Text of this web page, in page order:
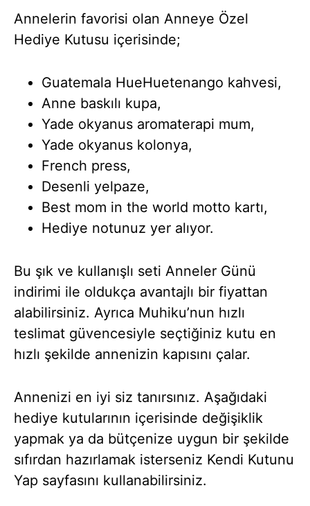
Annelerin favorisi olan Anneye Özel
Hediye Kutusu içerisinde;
Guatemala HueHuetenango kahvesi,
Anne baskılı kupa,
Yade okyanus aromaterapi mum,
Yade okyanus kolonya,
French press,
Desenli yelpaze,
Best mom in the world motto kartı,
Hediye notunuz yer alıyor.
Bu şık ve kullanışlı seti Anneler Günü
indirimi ile oldukça avantajlı bir fiyattan
alabilirsiniz. Ayrıca Muhiku’nun hızlı
teslimat güvencesiyle seçtiğiniz kutu en
hızlı şekilde annenizin kapısını çalar.
Annenizi en iyi siz tanırsınız. Aşağıdaki
hediye kutularının içerisinde değişiklik
yapmak ya da bütçenize uygun bir şekilde
sıfırdan hazırlamak isterseniz Kendi Kutunu
Yap sayfasını kullanabilirsiniz.